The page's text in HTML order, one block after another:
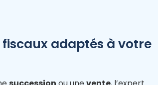
adaptés à votre